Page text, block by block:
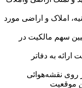
املاک و اراضی مورد
سهم مالکیت در
به دفاتر
روی نقشه‌هوائی
موقعیت